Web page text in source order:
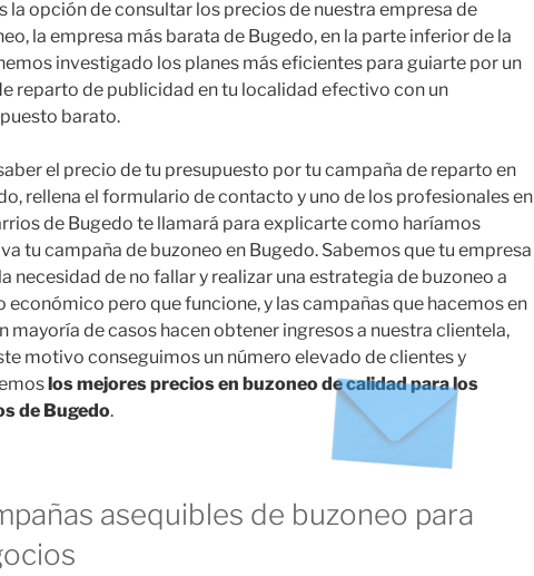
la opción de consultar los precios de nuestra empresa de
la empresa más barata de Bugedo, en la parte inferior de la
investigado los planes más eficientes para guiarte por un
reparto de publicidad en tu localidad efectivo con un
barato.
el precio de tu presupuesto por tu campaña de reparto en
rellena el formulario de contacto y uno de los profesionales en
de Bugedo te llamará para explicarte como haríamos
tu campaña de buzoneo en Bugedo. Sabemos que tu empresa
necesidad de no fallar y realizar una estrategia de buzoneo a
económico pero que funcione, y las campañas que hacemos en
mayoría de casos hacen obtener ingresos a nuestra clientela,
motivo conseguimos un número elevado de clientes y
los mejores precios en buzoneo de calidad para los
de Bugedo.
asequibles de buzoneo para